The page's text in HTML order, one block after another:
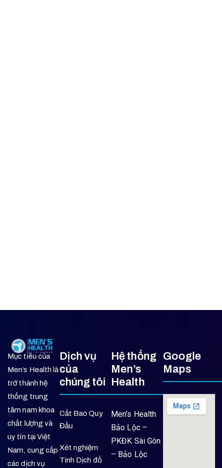
Mục tiêu của
Men’s Health là
trở thành hệ
thống trung
tâm nam khoa
chất lượng và
uy tín tại Việt
Nam, cung cấp
các dịch vụ
Dịch vụ
của
chúng tôi
Cắt Bao Quy
Đầu
Xét nghiệm
Tinh Dịch đồ
Hệ thống
Men’s
Health
Men’s Health
Bảo Lộc –
PKĐK Sài Gòn
– Bảo Lộc
Google
Maps